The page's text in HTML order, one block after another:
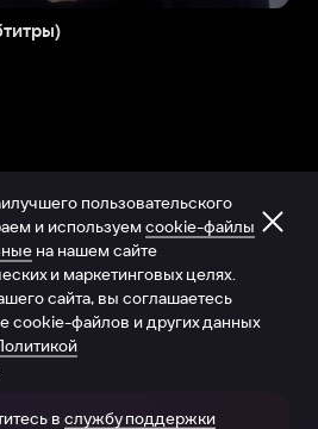
в приложении
пользовательского
и используем cookie-файлы
на нашем сайте
и маркетинговых целях.
сайта, вы соглашаетесь
cookie-файлов и других данных
в службу поддержки